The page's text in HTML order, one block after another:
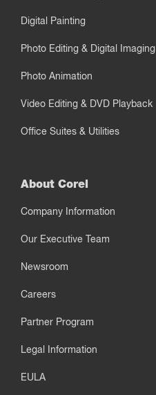
Digital Painting
Photo Editing & Digital Imaging
Photo Animation
Video Editing & DVD Playback
Office Suites & Utilities
About Corel
Company Information
Our Executive Team
Newsroom
Careers
Partner Program
Legal Information
EULA